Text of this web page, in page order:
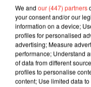
We and our (447) partners
your consent and/or our
information on a device;
profiles for personalised
advertising; Measure
performance; Understand
of data from different
profiles to personalise
content; Use limited data